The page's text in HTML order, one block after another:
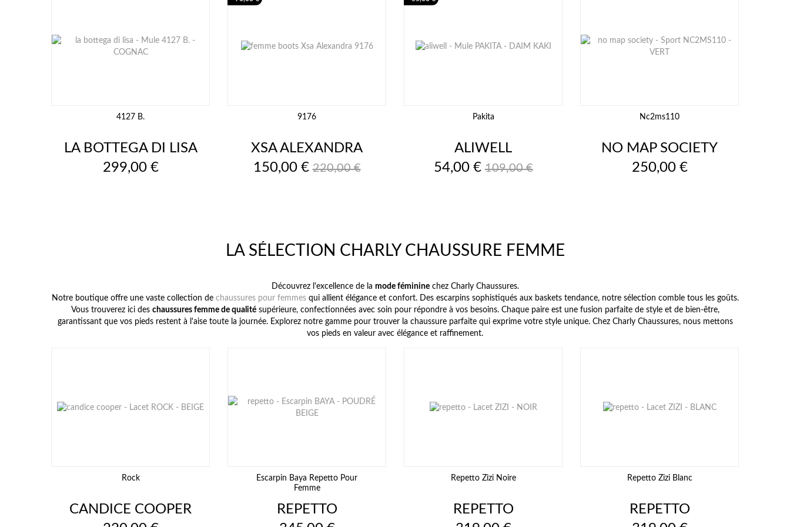
4127 B.
LA BOTTEGA DI LISA
Prix
299,00 €
9176
XSA ALEXANDRA
Prix
150,00 € Prix
220,00 €
Pakita
ALIWELL
Prix
54,00 € Prix
109,00 €
Nc2ms110
NO MAP SOCIETY
Prix
250,00 €
LA SÉLECTION CHARLY CHAUSSURE FEMME
Découvrez l'excellence de la mode fémininechez Charly Chaussures.
Notre boutique offre une vaste collection de chaussures pour femmesqui allient élégance et confort. Des escarpins sophistiqués aux baskets tendance, notre sélection comble tous les goûts.
Vous trouverez ici des chaussures femme de qualitésupérieure, confectionnées avec soin pour répondre à vos besoins. Chaque paire est une fusion parfaite de style et de bien-être,
garantissant que vos pieds restent à l'aise toute la journée. Explorez notre gamme pour trouver la chaussure parfaite qui exprime votre style unique. Chez Charly Chaussures, nous mettons
vos pieds en valeur avec élégance et raffinement.
Rock
CANDICE COOPER
Escarpin Baya Repetto Pour
Femme
REPETTO
Repetto Zizi Noire
REPETTO
Repetto Zizi Blanc
REPETTO